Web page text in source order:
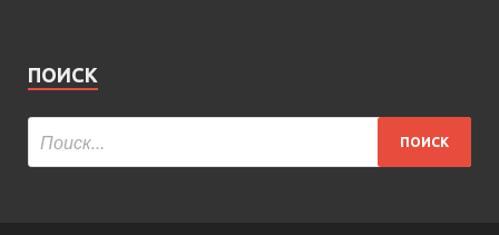
ПОИСК